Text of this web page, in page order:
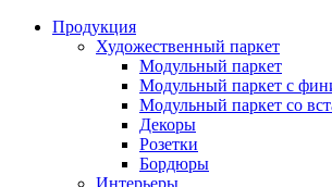
Продукция
Художественный паркет
Модульный паркет
Модульный паркет с
Модульный паркет со
Декоры
Розетки
Бордюры
Интерьеры